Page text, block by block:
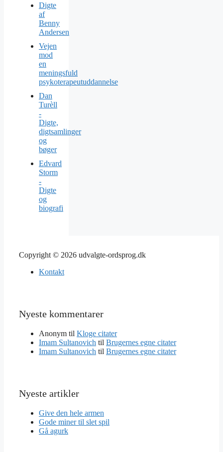
Digte
af
Benny
Andersen
Vejen
mod
en
meningsfuld
psykoterapeutuddannelse
Dan
Turèll
-
Digte,
digtsamlinger
og
bøger
Edvard
Storm
-
Digte
og
biografi
Copyright © 2026 udvalgte-ordsprog.dk
Kontakt
Nyeste kommentarer
Anonym til Kloge citater
Imam Sultanovich til Brugernes egne citater
Imam Sultanovich til Brugernes egne citater
Nyeste artikler
Give den hele armen
Gode miner til slet spil
Gå agurk